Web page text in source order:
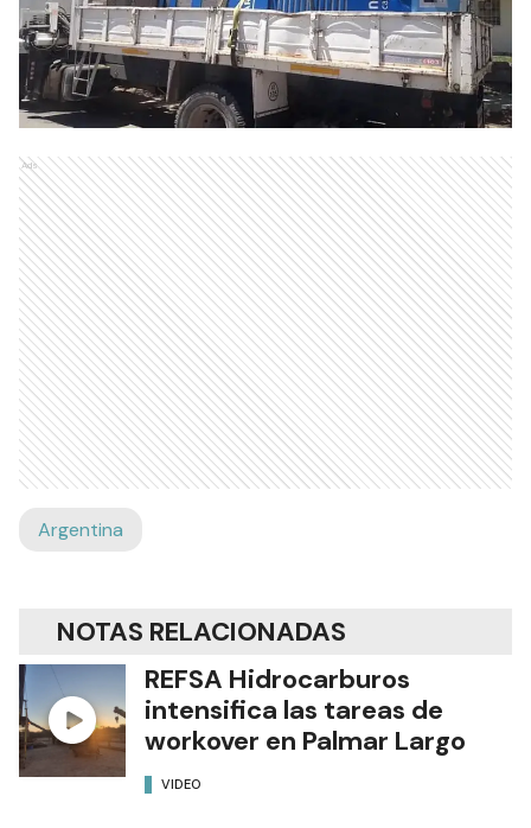
Ads
Argentina
NOTAS RELACIONADAS
REFSA Hidrocarburos
intensifica las tareas de
workover en Palmar Largo
VIDEO